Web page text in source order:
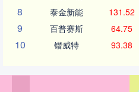
8 泰金新能 131.52
9 百普赛斯 64.75
10 锴威特 93.38